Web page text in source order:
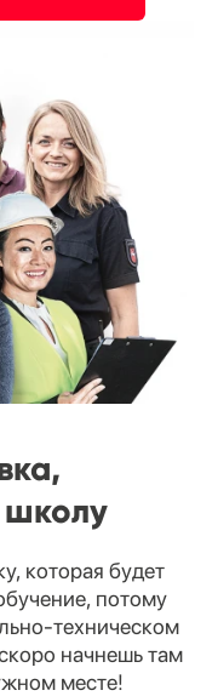
которая будет
потому
техническом
начнешь там
месте!